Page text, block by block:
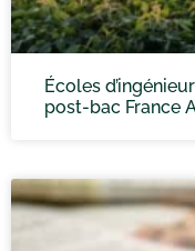
Écoles
post-bac France